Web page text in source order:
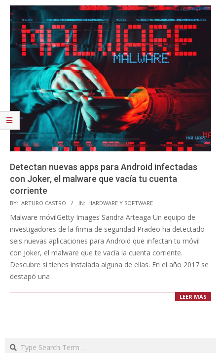
Detectan nuevas apps para Android infectadas
con Joker, el malware que vacía tu cuenta
corriente
2020-
09-
05
BY: ARTURO CASTRO IN: HARDWARE Y SOFTWARE
Malware móvilGetty Images Sandra Arteaga Un equipo de
investigadores de la firma de seguridad Pradeo ha detectado
seis nuevas aplicaciones para Android que infectan tu móvil
con Joker, el malware que te vacía la cuenta corriente.
Descubre si tienes instalada alguna de ellas. En el año 2017 se
destapó una
LEER MÁS
Search